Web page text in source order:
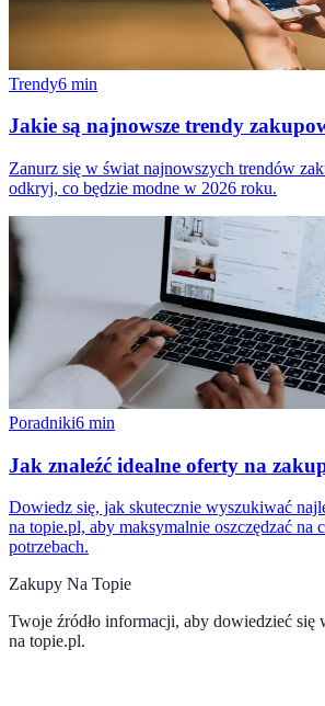
Trendy6 min
Jakie są najnowsze trendy
Zanurz się w świat najnowszych trendów
odkryj, co będzie modne w 2026 roku.
Poradniki6 min
Jak znaleźć idealne oferty na
Dowiedz się, jak skutecznie wyszukiwać
na topie.pl, aby maksymalnie oszczędzać na
potrzebach.
Zakupy Na Topie
Twoje źródło informacji, aby dowiedzieć się
na topie.pl.